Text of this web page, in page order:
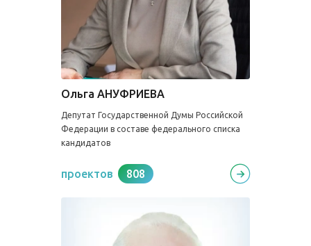
Ольга АНУФРИЕВА
Депутат Государственной Думы Российской
Федерации в составе федерального списка
кандидатов
проектов 808